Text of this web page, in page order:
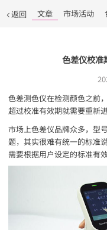
返回 文章 市场活动
色差仪校准
色差测色仪在检测颜色之前
超过校准有效期就需要重新
市场上色差仪品牌众多，型
题，其实很难有统一的标准
需要根据用户设定的标准有